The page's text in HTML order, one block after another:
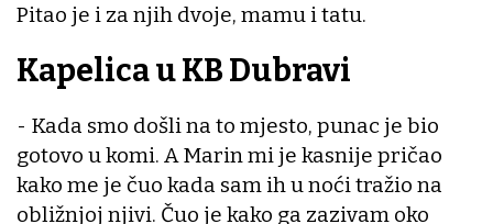
Pitao je i za njih dvoje, mamu i tatu.
Kapelica u KB Dubravi
- Kada smo došli na to mjesto, punac je bio
gotovo u komi. A Marin mi je kasnije pričao
kako me je čuo kada sam ih u noći tražio na
obližnjoj njivi. Čuo je kako ga zazivam oko